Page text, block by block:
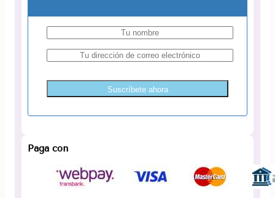
Suscríbete ahora
Paga con